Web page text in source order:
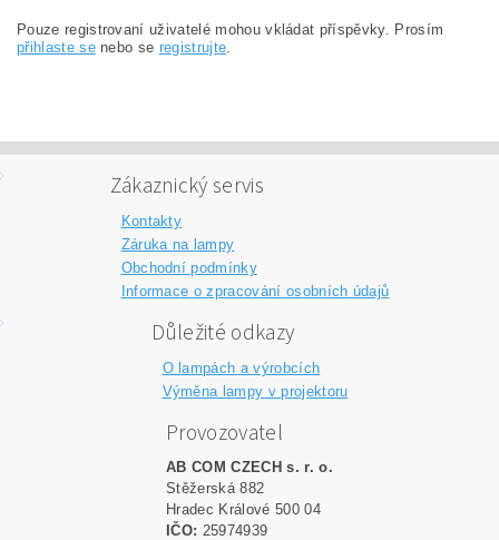
Pouze registrovaní uživatelé mohou vkládat příspěvky. Prosím
přihlaste senebo se registrujte.
Zákaznický servis
Kontakty
Záruka na lampy
Obchodní podmínky
Informace o zpracování osobních údajů
Důležité odkazy
O lampách a výrobcích
Výměna lampy v projektoru
Provozovatel
AB COM CZECH s. r. o.
Stěžerská 882
Hradec Králové 500 04
IČO: 25974939